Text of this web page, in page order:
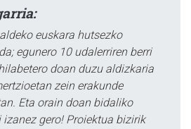
euskara hutsezko
egunero 10 udalerriren berri
doan duzu aldizkaria
zein erakunde
Eta orain doan bidaliko
gero! Proiektua bizirik